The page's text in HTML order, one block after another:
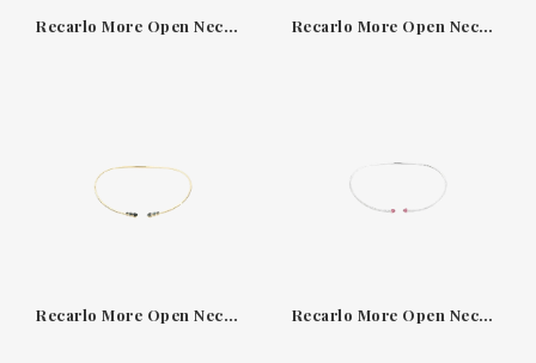
Recarlo More Open Necklace Green Tourmaline N86RI018/GTRV-OS Recarlo More Open Necklace London Blue Topaz N86RI019/GTOL-OS
Recarlo More Open Necklace London Blue Topaz N86RI020/GTOL-OS Recarlo More Open Necklace Pink Tourmaline N86RI023/TRR-OS